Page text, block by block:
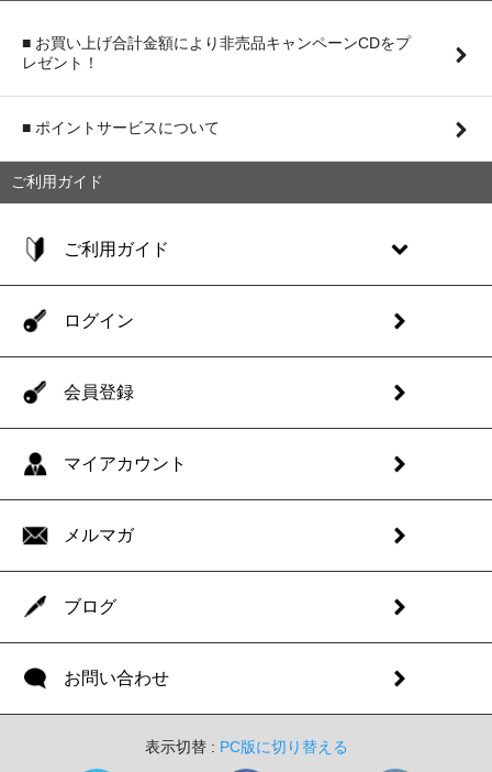
■ お買い上げ合計金額により非売品キャンペーンCDをプ
レゼント！
■ ポイントサービスについて
ご利用ガイド
ご利用ガイド
ログイン
会員登録
マイアカウント
メルマガ
ブログ
お問い合わせ
表示切替 : PC版に切り替える